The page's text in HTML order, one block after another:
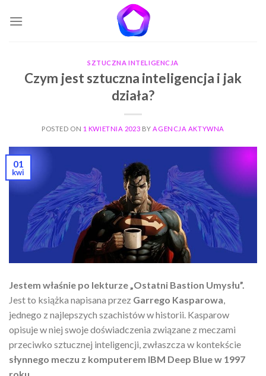
SZTUCZNA INTELIGENCJA
Czym jest sztuczna inteligencja i jak
działa?
POSTED ON 1 KWIETNIA 2023 BY AGENCJA AKTYWNA
01
kwi
Jestem właśnie po lekturze „Ostatni Bastion Umysłu”.
Jest to książka napisana przez Garrego Kasparowa
jednego z najlepszych szachistów w historii. Kasparow
opisuje w niej swoje doświadczenia związane z meczami
przeciwko sztucznej inteligencji, zwłaszcza w kontekście
słynnego meczu z komputerem IBM Deep Blue w 1997
roku.